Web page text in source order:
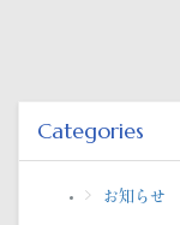
Categories
お知らせ